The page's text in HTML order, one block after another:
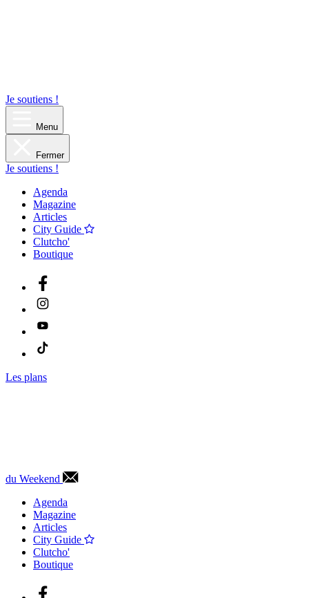
Je soutiens !
Menu
Fermer
Je soutiens !
Agenda
Magazine
Articles
City Guide
Clutcho'
Boutique
Les plans
du Weekend
Agenda
Magazine
Articles
City Guide
Clutcho'
Boutique